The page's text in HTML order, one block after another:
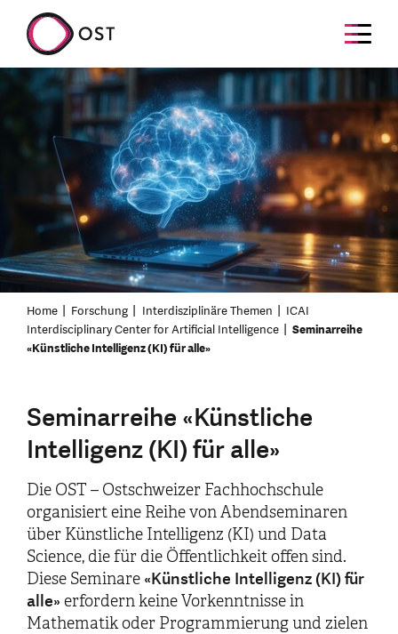
Home Forschung Interdisziplinäre Themen
ICAI
Interdisciplinary Center for Artificial Intelligence
Seminarreihe
«Künstliche Intelligenz (KI) für alle»
Seminarreihe «Künstliche
Intelligenz (KI) für alle»
Die OST – Ostschweizer Fachhochschule
organisiert eine Reihe von Abendseminaren
über Künstliche Intelligenz (KI) und Data
Science, die für die Öffentlichkeit offen sind.
Diese Seminare «Künstliche Intelligenz (KI) für
alle» erfordern keine Vorkenntnisse in
Mathematik oder Programmierung und zielen